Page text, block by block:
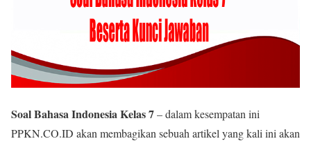
Soal Bahasa Indonesia Kelas 7– dalam kesempatan ini
PPKN.CO.ID akan membagikan sebuah artikel yang kali ini akan